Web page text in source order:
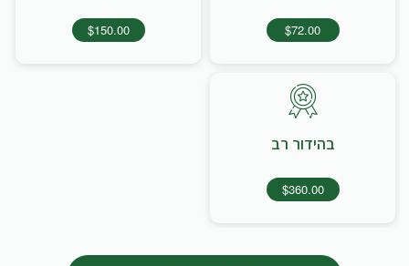
$72.00
$150.00
בהידור רב
$360.00